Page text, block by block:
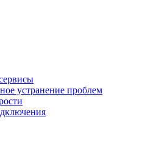
устранение проблем